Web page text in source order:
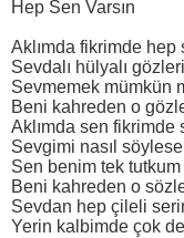
Hep Sen Varsın
Aklımda fikrimde hep
Sevdalı hülyalı
Sevmemek mümkün
Beni kahreden o
Aklımda sen fikrimde
Sevgimi nasıl
Sen benim tek
Beni kahreden o
Sevdan hep çileli
Yerin kalbimde çok